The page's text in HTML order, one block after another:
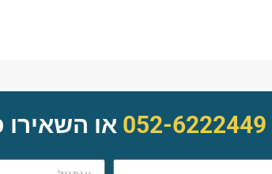
052-6222449 או השאירו